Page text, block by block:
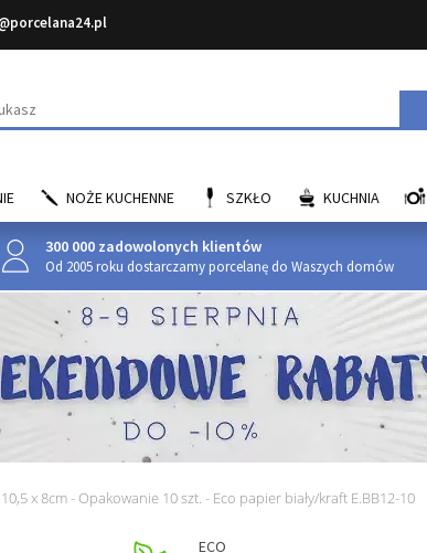
NOŻE KUCHENNE SZKŁO KUCHNIA
300 000 zadowolonych klientów
Od 2005 roku dostarczamy porcelanę do Waszych domów
x 8cm - Opakowanie 10 szt. - Eco papier biały/kraft E.BB12-10
ECO